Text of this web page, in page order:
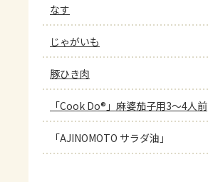
なす
じゃがいも
豚ひき肉
「Cook Do®」麻婆茄子用3～4人前
「AJINOMOTO サラダ油」